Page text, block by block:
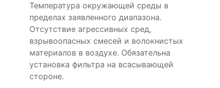
Температура окружающей среды в
пределах заявленного диапазона.
Отсутствие агрессивных сред,
взрывоопасных смесей и волокнистых
материалов в воздухе. Обязательна
установка фильтра на всасывающей
стороне.